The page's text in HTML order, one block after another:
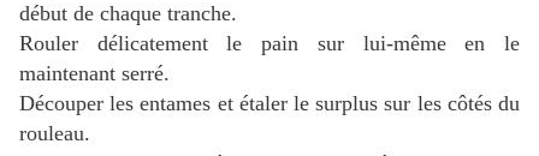
début de chaque tranche.
Rouler délicatement le pain sur lui-même en le
maintenant serré.
Découper les entames et étaler le surplus sur les côtés du
rouleau.